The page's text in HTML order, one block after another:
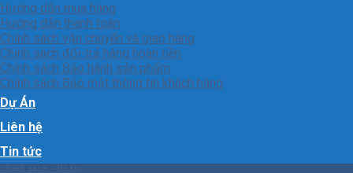
Hướng dẫn mua hàng
Hướng dẫn thanh toán
Chính sách vận chuyển và giao hàng
Chính sách đổi-trả hàng hoàn tiền
Chính sách Bảo hành sản phẩm
Chính sách Bảo mật thông tin khách hàng
Dự Án
Liên hệ
Tin tức